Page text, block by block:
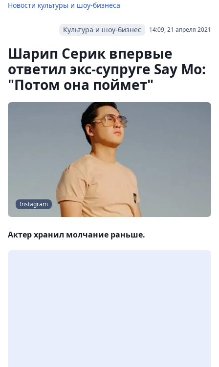
Новости культуры и шоу-бизнеса
14:09, 21 апреля 2021
Культура и шоу-бизнес
Шарип Серик впервые
ответил экс-супруге Say Mo:
"Потом она поймет"
Instagram
Актер хранил молчание раньше.